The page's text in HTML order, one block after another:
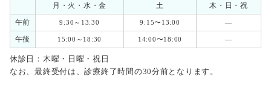
月・火・水・金 土
木・日・祝
午前
9:30～13:30 9:15〜13:00 ―
午後 15:00～18:30 14:00〜18:00 ―
休診日：木曜・日曜・祝日
なお、最終受付は、診療終了時間の30分前となります。